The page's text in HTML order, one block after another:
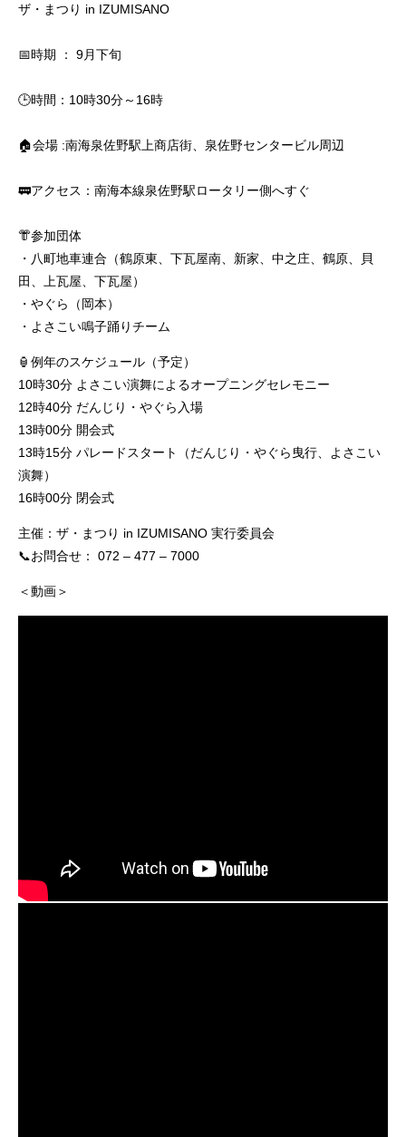
ザ・まつり in IZUMISANO
📅時期 ： 9月下旬
🕒時間：10時30分～16時
🏠会場 :南海泉佐野駅上商店街、泉佐野センタービル周辺
🚃アクセス：南海本線泉佐野駅ロータリー側へすぐ
👘参加団体
・八町地車連合（鶴原東、下瓦屋南、新家、中之庄、鶴原、貝
田、上瓦屋、下瓦屋）
・やぐら（岡本）
・よさこい鳴子踊りチーム
🏮例年のスケジュール（予定）
10時30分 よさこい演舞によるオープニングセレモニー
12時40分 だんじり・やぐら入場
13時00分 開会式
13時15分 パレードスタート（だんじり・やぐら曳行、よさこい
演舞）
16時00分 閉会式
主催：ザ・まつり in IZUMISANO 実行委員会
📞お問合せ： 072 – 477 – 7000
＜動画＞